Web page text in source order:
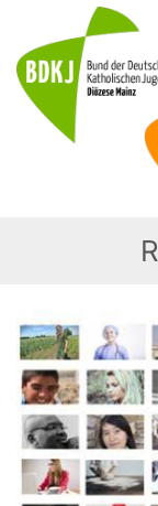
Zum Inhalt